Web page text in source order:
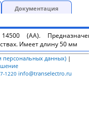
Документация
(AА).
Имеет длину 50 мм
персональных данных) |
1220 info@transelectro.ru